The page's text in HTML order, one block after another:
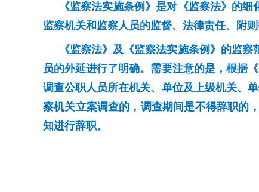
《监察法实施条例》是对《监察法》的
监察机关和监察人员的监督、法律责任、附
《监察法》及《监察法实施条例》的监
员的外延进行了明确。需要注意的是，根据
调查公职人员所在机关、单位及上级机关、
察机关立案调查的，调查期间是不得辞职的
知进行辞职。